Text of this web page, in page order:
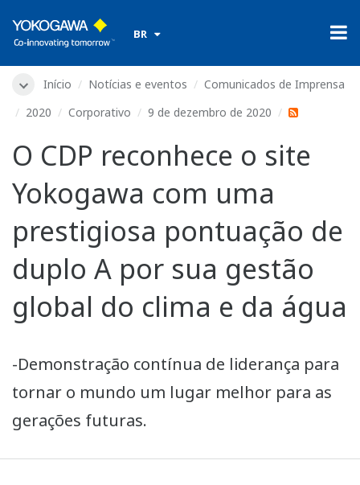
BR
Início Notícias e eventos
Comunicados de Imprensa
2020
Corporativo 9 de dezembro de 2020
O CDP reconhece o site
Yokogawa com uma
prestigiosa pontuação de
duplo A por sua gestão
global do clima e da água
-Demonstração contínua de liderança para
tornar o mundo um lugar melhor para as
gerações futuras.